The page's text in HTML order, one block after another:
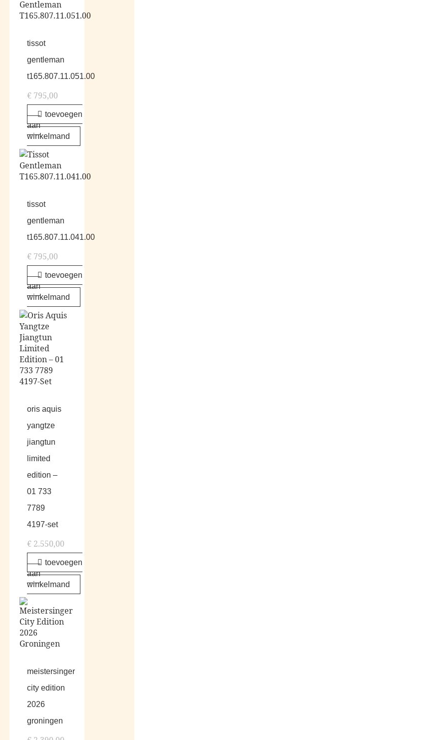
tissot
gentleman
t165.807.11.051.00
€795,00
toevoegen
aan
winkelmand
tissot
gentleman
t165.807.11.041.00
€795,00
toevoegen
aan
winkelmand
oris aquis
yangtze
jiangtun
limited
edition –
01 733
7789
4197-set
€2.550,00
toevoegen
aan
winkelmand
meistersinger
city edition
2026
groningen